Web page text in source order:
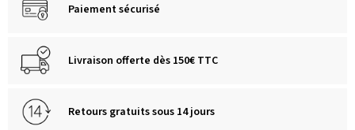
Paiement sécurisé
Livraison offerte dès 150€ TTC
Retours gratuits sous 14 jours